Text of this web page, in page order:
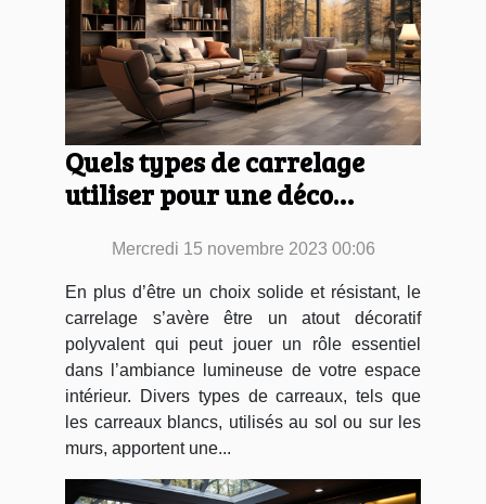
Quels types de carrelage
utiliser pour une déco
Mercredi 15 novembre 2023 00:06
En plus d’être un choix solide et résistant, le
carrelage s’avère être un atout décoratif
polyvalent qui peut jouer un rôle essentiel
dans l’ambiance lumineuse de votre espace
intérieur. Divers types de carreaux, tels que
les carreaux blancs, utilisés au sol ou sur les
murs, apportent une...